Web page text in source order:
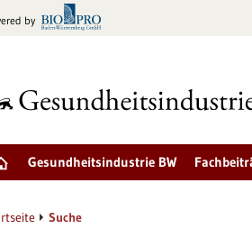
by
Gesundheitsindustrie BW
Suche